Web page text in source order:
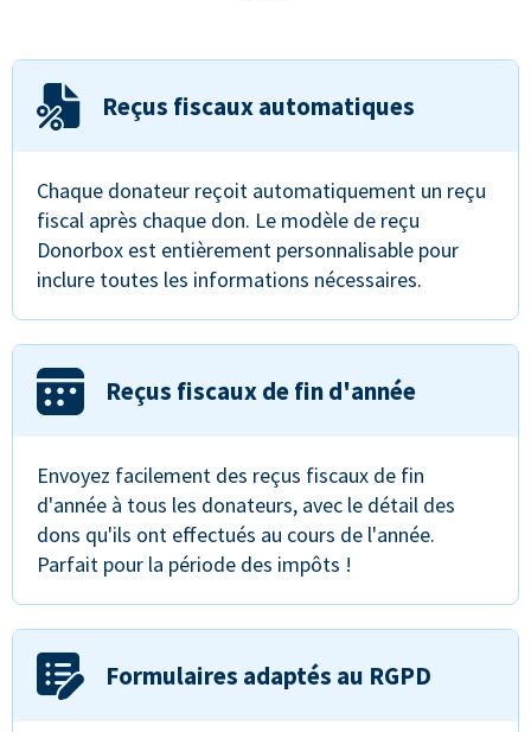
Reçus fiscaux automatiques
Chaque donateur reçoit automatiquement un reçu
fiscal après chaque don. Le modèle de reçu
Donorbox est entièrement personnalisable pour
inclure toutes les informations nécessaires.
Reçus fiscaux de fin d'année
Envoyez facilement des reçus fiscaux de fin
d'année à tous les donateurs, avec le détail des
dons qu'ils ont effectués au cours de l'année.
Parfait pour la période des impôts !
Formulaires adaptés au RGPD